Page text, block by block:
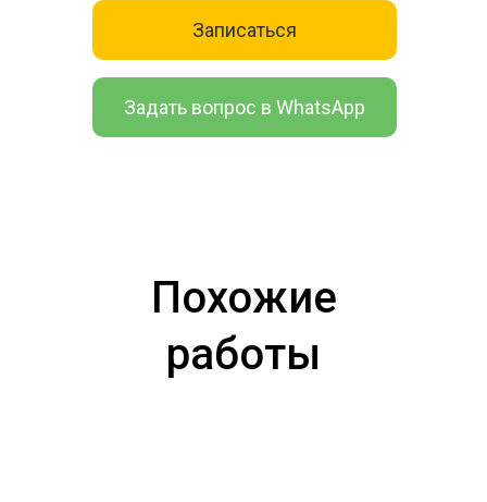
Задать вопрос в WhatsApp
Записаться
Похожие
работы